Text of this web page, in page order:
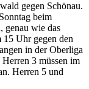
gegen Schönau.
beim
genau wie das
Uhr gegen den
in der Oberliga
3 müssen im
Herren 5 und